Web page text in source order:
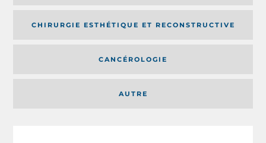
AUTRE
CHIRURGIE ESTHÉTIQUE ET RECONSTRUCTIVE
CANCÉROLOGIE